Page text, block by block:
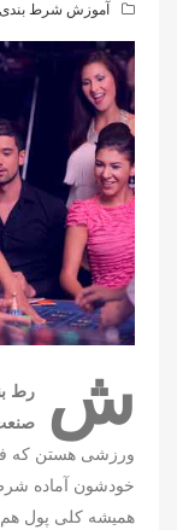
آموزش شرط بندی
ش
رط
ورزشی هستن که
خودشون آماده
همیشه کلی پول